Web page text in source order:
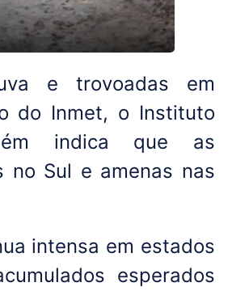
e trovoadas em
do Inmet, o Instituto
indica que as
no Sul e amenas nas
intensa em estados
esperados